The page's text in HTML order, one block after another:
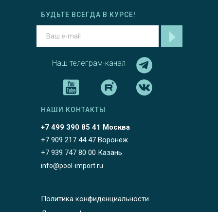
Наш телеграм-канал
БУДЬТЕ ВСЕГДА В КУРСЕ!
+7 499 390 85 41 Москва
НАШИ КОНТАКТЫ
+7 909 217 44 47 Воронеж
+7 939 747 80 00 Казань
info@pool-import.ru
Политика конфиденциальности